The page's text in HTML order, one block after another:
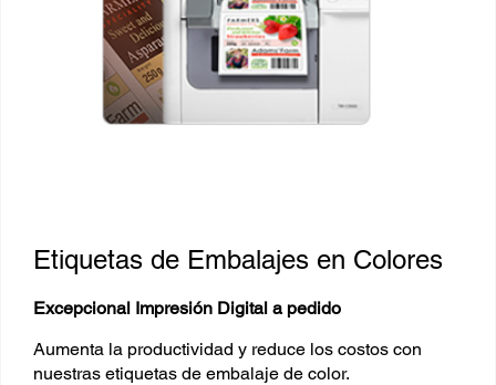
Etiquetas de Embalajes en Colores
Excepcional Impresión Digital a pedido
Aumenta la productividad y reduce los costos con
nuestras etiquetas de embalaje de color.